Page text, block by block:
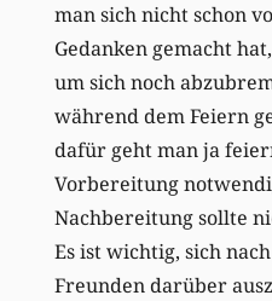
man sich nicht schon
Gedanken gemacht
um sich noch
während dem Feiern
dafür geht man ja
Vorbereitung
Nachbereitung sollte
Es ist wichtig, sich
Freunden darüber